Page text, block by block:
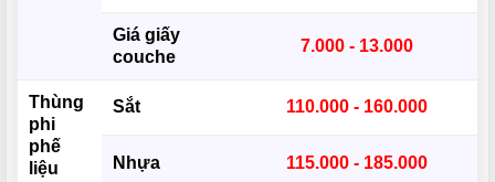
Giá giấy
couche
7.000 - 13.000
Thùng
phi
phế
liệu
Sắt 110.000 - 160.000
Nhựa 115.000 - 185.000